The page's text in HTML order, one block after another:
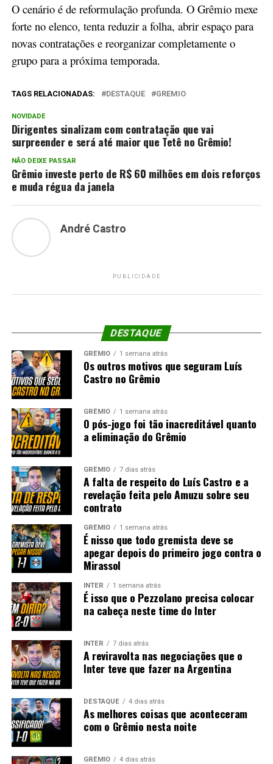
O cenário é de reformulação profunda. O Grêmio mexe
forte no elenco, tenta reduzir a folha, abrir espaço para
novas contratações e reorganizar completamente o
grupo para a próxima temporada.
TAGS RELACIONADAS: DESTAQUE GREMIO
NOVIDADE
Dirigentes sinalizam com contratação que vai
surpreender e será até maior que Tetê no Grêmio!
NÃO DEIXE PASSAR
Grêmio investe perto de R$ 60 milhões em dois reforços
e muda régua da janela
André Castro
PUBLICIDADE
DESTAQUE
GRÊMIO 1 semana atrás
Os outros motivos que seguram Luís
Castro no Grêmio
GRÊMIO 1 semana atrás
O pós-jogo foi tão inacreditável quanto
a eliminação do Grêmio
GRÊMIO 7 dias atrás
A falta de respeito do Luís Castro e a
revelação feita pelo Amuzu sobre seu
contrato
GRÊMIO 1 semana atrás
É nisso que todo gremista deve se
apegar depois do primeiro jogo contra o
Mirassol
INTER 1 semana atrás
É isso que o Pezzolano precisa colocar
na cabeça neste time do Inter
INTER 7 dias atrás
A reviravolta nas negociações que o
Inter teve que fazer na Argentina
DESTAQUE 4 dias atrás
As melhores coisas que aconteceram
com o Grêmio nesta noite
GRÊMIO 4 dias atrás